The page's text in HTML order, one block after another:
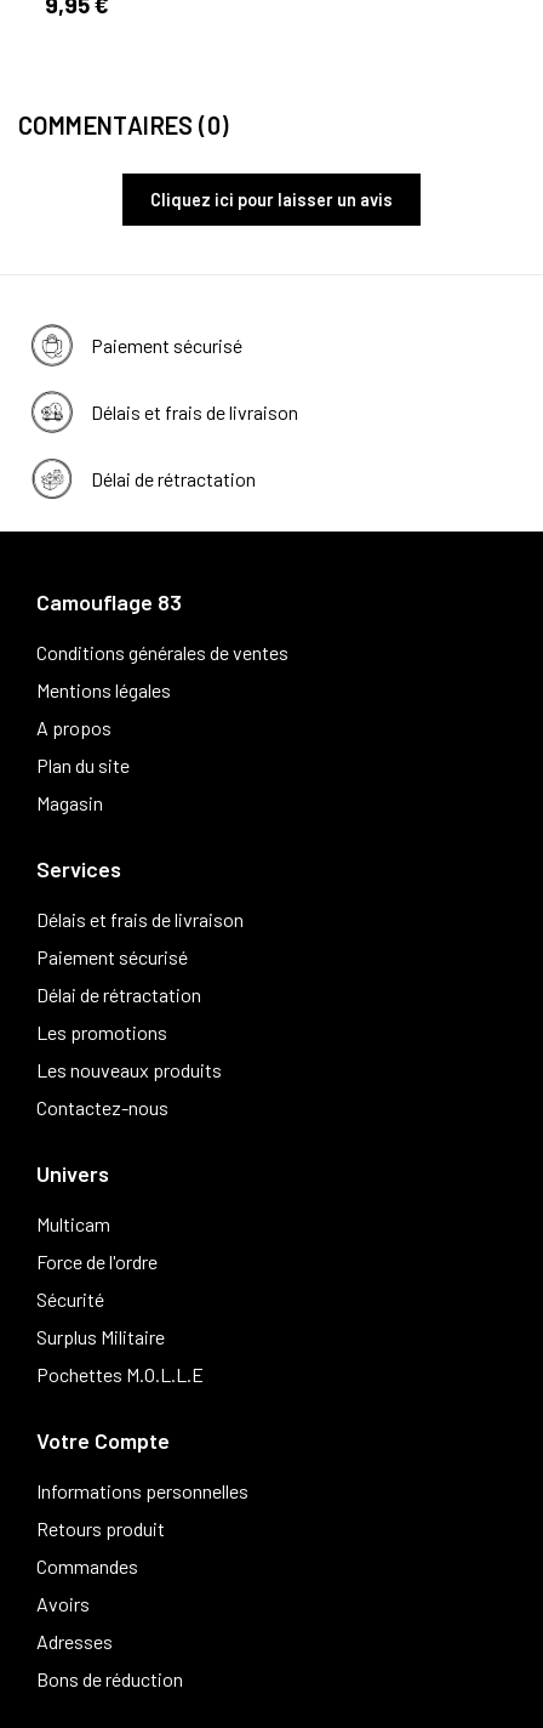
COMMENTAIRES (0)
Cliquez ici pour laisser un avis
Paiement sécurisé
Délais et frais de livraison
Délai de rétractation
Camouflage 83
Conditions générales de ventes
Mentions légales
A propos
Plan du site
Magasin
Services
Délais et frais de livraison
Paiement sécurisé
Délai de rétractation
Les promotions
Les nouveaux produits
Contactez-nous
Univers
Multicam
Force de l'ordre
Sécurité
Surplus Militaire
Pochettes M.O.L.L.E
Votre Compte
Informations personnelles
Retours produit
Commandes
Avoirs
Adresses
Bons de réduction